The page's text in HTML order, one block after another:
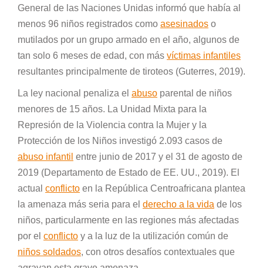
General de las Naciones Unidas informó que había al
menos 96 niños registrados como asesinados o
mutilados por un grupo armado en el año, algunos de
tan solo 6 meses de edad, con más víctimas infantiles
resultantes principalmente de tiroteos (Guterres, 2019).
La ley nacional penaliza el abuso parental de niños
menores de 15 años. La Unidad Mixta para la
Represión de la Violencia contra la Mujer y la
Protección de los Niños investigó 2.093 casos de
abuso infantil entre junio de 2017 y el 31 de agosto de
2019 (Departamento de Estado de EE. UU., 2019). El
actual conflicto en la República Centroafricana plantea
la amenaza más seria para el derecho a la vida de los
niños, particularmente en las regiones más afectadas
por el conflicto y a la luz de la utilización común de
niños soldados, con otros desafíos contextuales que